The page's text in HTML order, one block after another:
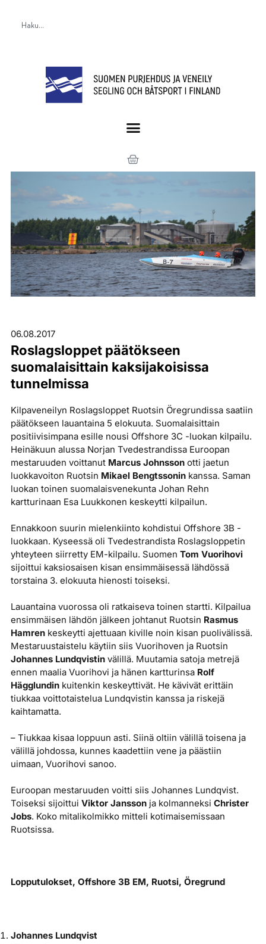
06.08.2017
Roslagsloppet päätökseen
suomalaisittain kaksijakoisissa
tunnelmissa
Kilpaveneilyn Roslagsloppet Ruotsin Öregrundissa saatiin
päätökseen lauantaina 5 elokuuta. Suomalaisittain
positiivisimpana esille nousi Offshore 3C -luokan kilpailu.
Heinäkuun alussa Norjan Tvedestrandissa Euroopan
mestaruuden voittanut Marcus Johnssonotti jaetun
luokkavoiton Ruotsin Mikael Bengtssoninkanssa. Saman
luokan toinen suomalaisvenekunta Johan Rehn
kartturinaan Esa Luukkonen keskeytti kilpailun.
Ennakkoon suurin mielenkiinto kohdistui Offshore 3B -
luokkaan. Kyseessä oli Tvedestrandista Roslagsloppetin
yhteyteen siirretty EM-kilpailu. Suomen Tom Vuorihovi
sijoittui kaksiosaisen kisan ensimmäisessä lähdössä
torstaina 3. elokuuta hienosti toiseksi.
Lauantaina vuorossa oli ratkaiseva toinen startti. Kilpailua
ensimmäisen lähdön jälkeen johtanut Ruotsin Rasmus
Hamrenkeskeytti ajettuaan kiville noin kisan puolivälissä.
Mestaruustaistelu käytiin siis Vuorihoven ja Ruotsin
Johannes Lundqvistinvälillä. Muutamia satoja metrejä
ennen maalia Vuorihovi ja hänen kartturinsa Rolf
Hägglundinkuitenkin keskeyttivät. He kävivät erittäin
tiukkaa voittotaistelua Lundqvistin kanssa ja riskejä
kaihtamatta.
– Tiukkaa kisaa loppuun asti. Siinä oltiin välillä toisena ja
välillä johdossa, kunnes kaadettiin vene ja päästiin
uimaan, Vuorihovi sanoo.
Euroopan mestaruuden voitti siis Johannes Lundqvist.
Toiseksi sijoittui Viktor Janssonja kolmanneksi Christer
Jobs. Koko mitalikolmikko mitteli kotimaisemissaan
Ruotsissa.
Lopputulokset, Offshore 3B EM, Ruotsi, Öregrund
Johannes Lundqvist